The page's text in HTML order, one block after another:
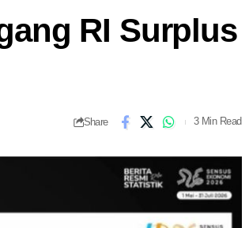
RI Surplus
Share 3 Min Read